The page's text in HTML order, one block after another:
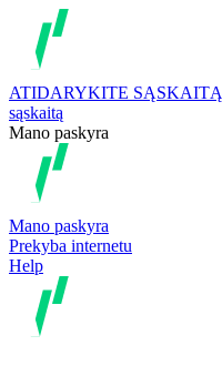
ATIDARYKITE SĄSKAITĄ
sąskaitą
Mano paskyra
Mano paskyra
Prekyba internetu
Help